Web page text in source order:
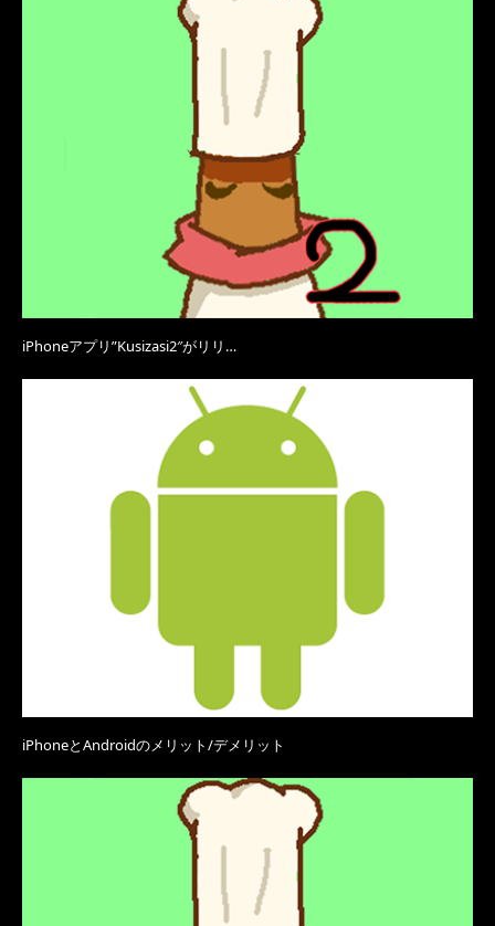
iPhoneアプリ”Kusizasi2″がリリ…
iPhoneとAndroidのメリット/デメリット